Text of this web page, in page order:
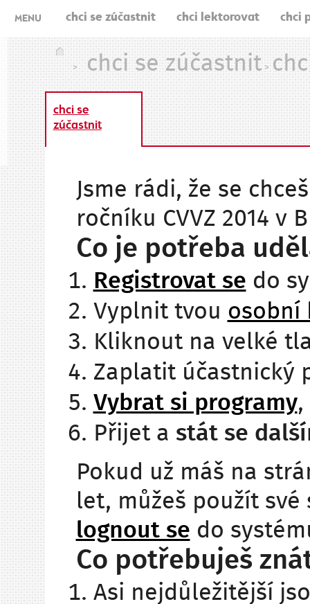
chci se zúčastnit chci lektorovat chci
MENU
> chci se zúčastnit >
chci se
zúčastnit
Jsme rádi, že se
ročníku CVVZ 2014 v
Co je potřeba
Registrovat se do
Vyplnit tvou osobní
Kliknout na velké
Zaplatit účastnický
Vybrat si programy,
Přijet a stát se
Pokud už máš na
let, můžeš použít
lognout se do
Co potřebuješ
Asi nejdůležitější